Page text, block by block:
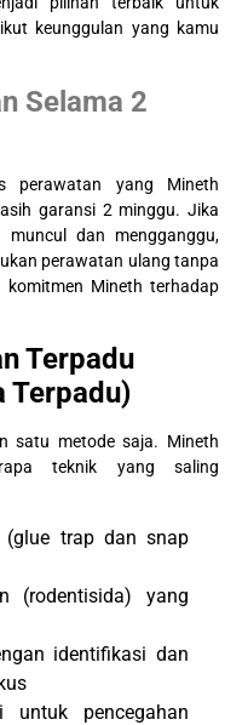
keunggulan yang kamu
Selama 2
perawatan yang Mineth
garansi 2 minggu. Jika
dan mengganggu,
perawatan ulang tanpa
komitmen Mineth terhadap
Terpadu
Terpadu)
satu metode saja. Mineth
teknik yang saling
(glue trap dan snap
(rodentisida) yang
identifikasi dan
untuk pencegahan